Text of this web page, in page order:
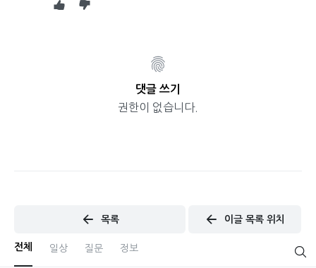
댓글 쓰기
권한이 없습니다.
목록 이글 목록 위치
전체 일상 질문 정보